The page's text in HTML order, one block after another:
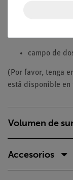
campo de
(Por favor, tenga
está disponible en
Volumen de
Accesorios